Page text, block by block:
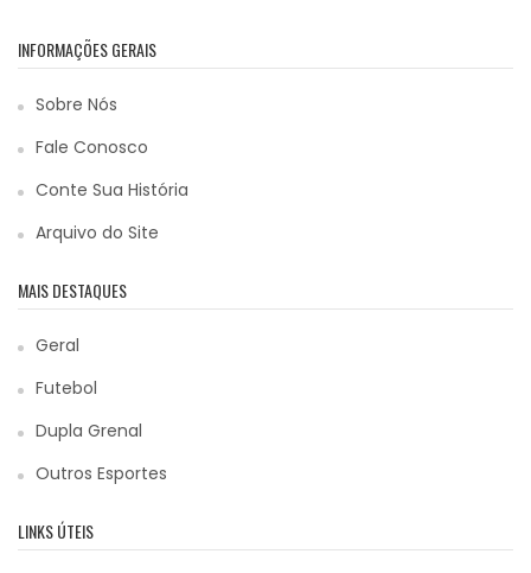
INFORMAÇÕES GERAIS
Sobre Nós
Fale Conosco
Conte Sua História
Arquivo do Site
MAIS DESTAQUES
Geral
Futebol
Dupla Grenal
Outros Esportes
LINKS ÚTEIS